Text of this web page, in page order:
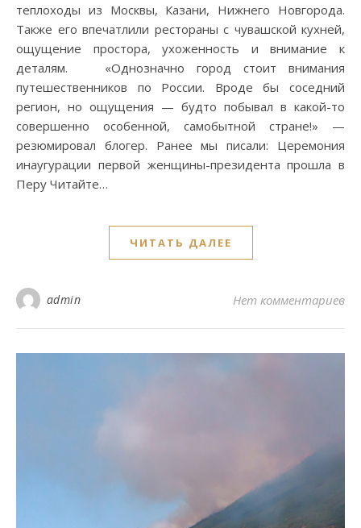
теплоходы из Москвы, Казани, Нижнего Новгорода.
Также его впечатлили рестораны с чувашской кухней,
ощущение простора, ухоженность и внимание к
деталям. «Однозначно город стоит внимания
путешественников по России. Вроде бы соседний
регион, но ощущения — будто побывал в какой-то
совершенно особенной, самобытной стране!» —
резюмировал блогер. Ранее мы писали: Церемония
инаугурации первой женщины-президента прошла в
Перу Читайте…
ЧИТАТЬ ДАЛЕЕ
admin Нет комментариев